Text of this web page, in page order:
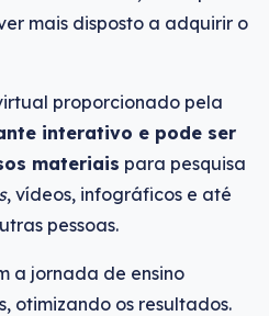
mais disposto a adquirir o
proporcionado pela
interativo e pode ser
materiais para pesquisa
, vídeos, infográficos e até
pessoas.
a jornada de ensino
otimizando os resultados.